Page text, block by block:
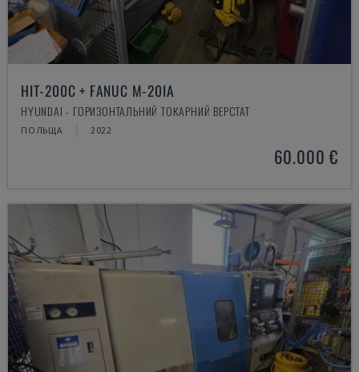
HIT-200C + FANUC M-20IA
HYUNDAI - ГОРИЗОНТАЛЬНИЙ ТОКАРНИЙ ВЕРСТАТ
ПОЛЬЩА 2022
60.000 €